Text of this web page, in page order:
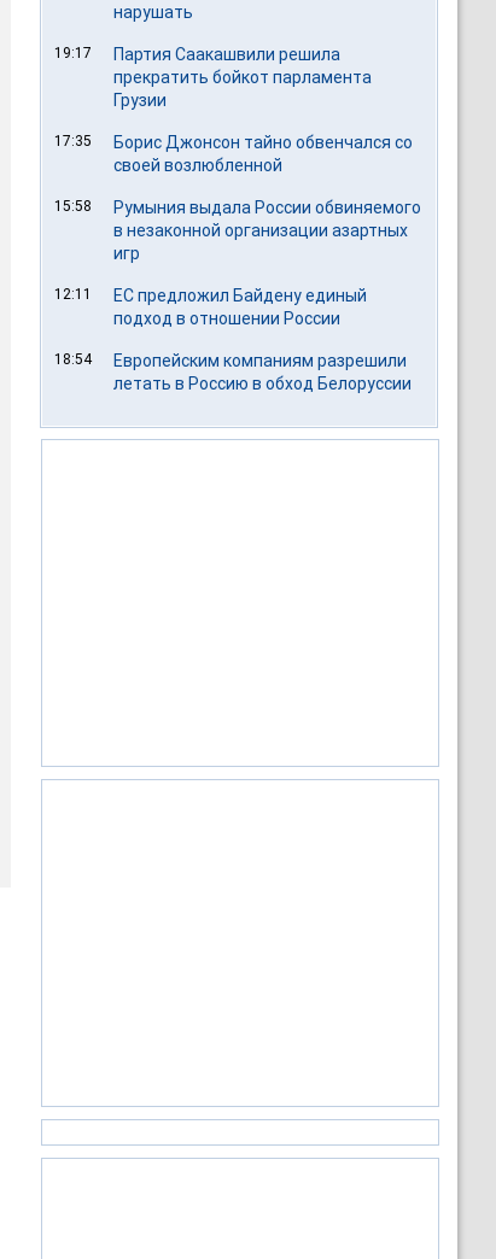
нарушать
19:17
Партия Саакашвили решила
прекратить бойкот парламента
Грузии
17:35
Борис Джонсон тайно обвенчался со
своей возлюбленной
15:58
Румыния выдала России обвиняемого
в незаконной организации азартных
игр
12:11
ЕС предложил Байдену единый
подход в отношении России
18:54
Европейским компаниям разрешили
летать в Россию в обход Белоруссии